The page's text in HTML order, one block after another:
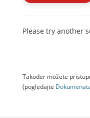
Please try another
Također možete
(pogledajte